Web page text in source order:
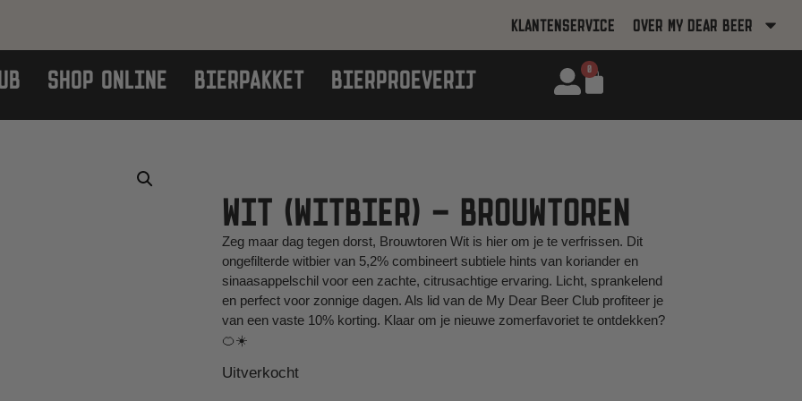
KLANTENSERVICE OVER MY DEAR BEER
SHOP ONLINE BIERPAKKET BIERPROEVERIJ 0
WIT (WITBIER) – BROUWTOREN
Zeg maar dag tegen dorst, Brouwtoren Wit is hier om je te verfrissen. Dit
ongefilterde witbier van 5,2% combineert subtiele hints van koriander en
sinaasappelschil voor een zachte, citrusachtige ervaring. Licht, sprankelend
en perfect voor zonnige dagen. Als lid van de My Dear Beer Club profiteer je
van een vaste 10% korting. Klaar om je nieuwe zomerfavoriet te ontdekken?
🍊☀️
Uitverkocht